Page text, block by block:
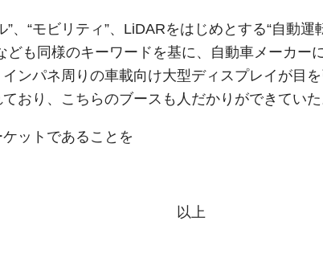
“モビリティ”、LiDARをはじめとする“自動運
も同様のキーワードを基に、自動車メーカー
ンパネ周りの車載向け大型ディスプレイが目
おり、こちらのブースも人だかりができていた
ットであることを